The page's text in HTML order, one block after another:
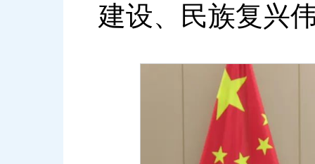
建设、民族复兴